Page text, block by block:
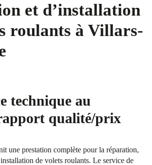
et d’installation
roulants à Villars-
technique au
qualité/prix
une prestation complète pour la réparation,
de volets roulants. Le service de